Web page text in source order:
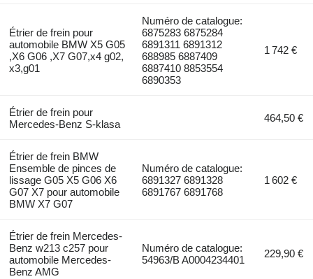
Étrier de frein pour
automobile BMW X5 G05
,X6 G06 ,X7 G07,x4 g02,
x3,g01
Numéro de catalogue:
6875283 6875284
6891311 6891312
688985 6887409
6887410 8853554
6890353
1 742 €
Étrier de frein pour
Mercedes-Benz S-klasa
464,50 €
Étrier de frein BMW
Ensemble de pinces de
lissage G05 X5 G06 X6
G07 X7 pour automobile
BMW X7 G07
Numéro de catalogue:
6891327 6891328
6891767 6891768
1 602 €
Étrier de frein Mercedes-
Benz w213 c257 pour
automobile Mercedes-
Benz AMG
Numéro de catalogue:
54963/B A0004234401
229,90 €